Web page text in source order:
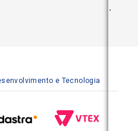
.
e Tecnologia